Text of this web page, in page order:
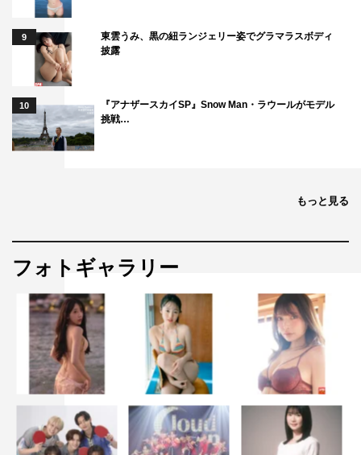
9
東雲うみ、黒の紐ランジェリー姿でグラマラスボディ
披露
10
『アナザースカイSP』Snow Man・ラウールがモデル
挑戦…
もっと見る
フォトギャラリー